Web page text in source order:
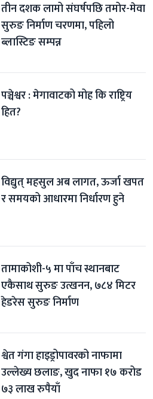
तीन दशक लामो संघर्षपछि तमोर-मेवा
सुरुङ निर्माण चरणमा, पहिलो
ब्लास्टिङ सम्पन्न
पञ्चेश्वर : मेगावाटको मोह कि राष्ट्रिय
हित?
विद्युत् महसुल अब लागत, ऊर्जा खपत
र समयको आधारमा निर्धारण हुने
तामाकोशी-५ मा पाँच स्थानबाट
एकैसाथ सुरुङ उत्खनन, ७८४ मिटर
हेडरेस सुरुङ निर्माण
श्वेत गंगा हाइड्रोपावरको नाफामा
उल्लेख्य छलाङ, खुद नाफा १७ करोड
७३ लाख रुपैयाँ